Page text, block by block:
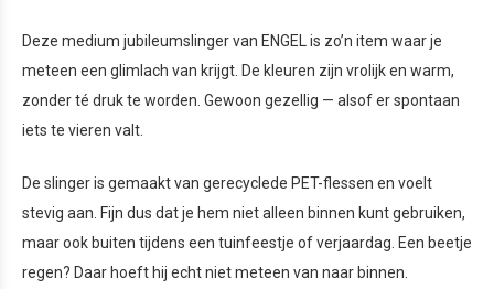
Deze medium jubileumslinger van ENGEL is zo’n item waar je
meteen een glimlach van krijgt. De kleuren zijn vrolijk en warm,
zonder té druk te worden. Gewoon gezellig — alsof er spontaan
iets te vieren valt.
De slinger is gemaakt van gerecyclede PET-flessen en voelt
stevig aan. Fijn dus dat je hem niet alleen binnen kunt gebruiken,
maar ook buiten tijdens een tuinfeestje of verjaardag. Een beetje
regen? Daar hoeft hij echt niet meteen van naar binnen.